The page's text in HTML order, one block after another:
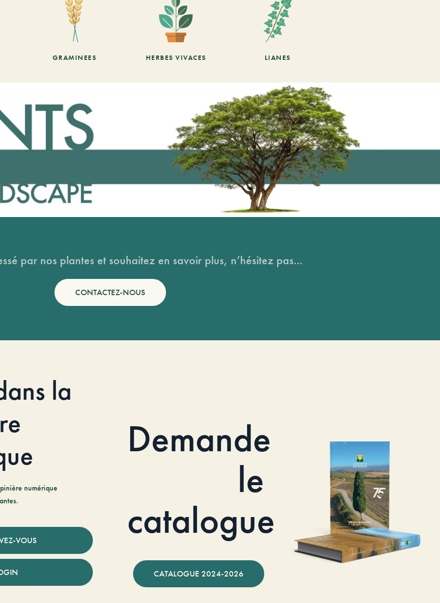
GRAMINEES HERBES VIVACES LIANES
par nos plantes et souhaitez en savoir plus, n’hésitez pas...
CONTACTEZ-NOUS
la
numérique
VOUS
Demande
le
catalogue
CATALOGUE 2024-2026